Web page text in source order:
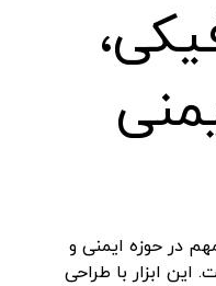
در حوزه ایمنی و
ابزار با طراحی